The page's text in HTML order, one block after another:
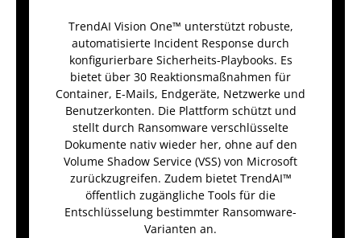
TrendAI Vision One™ unterstützt robuste,
automatisierte Incident Response durch
konfigurierbare Sicherheits-Playbooks. Es
bietet über 30 Reaktionsmaßnahmen für
Container, E-Mails, Endgeräte, Netzwerke und
Benutzerkonten. Die Plattform schützt und
stellt durch Ransomware verschlüsselte
Dokumente nativ wieder her, ohne auf den
Volume Shadow Service (VSS) von Microsoft
zurückzugreifen. Zudem bietet TrendAI™
öffentlich zugängliche Tools für die
Entschlüsselung bestimmter Ransomware-
Varianten an.